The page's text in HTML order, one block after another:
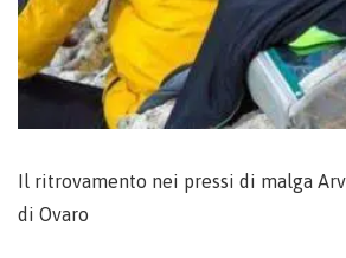
Il ritrovamento nei pressi di malga
di Ovaro